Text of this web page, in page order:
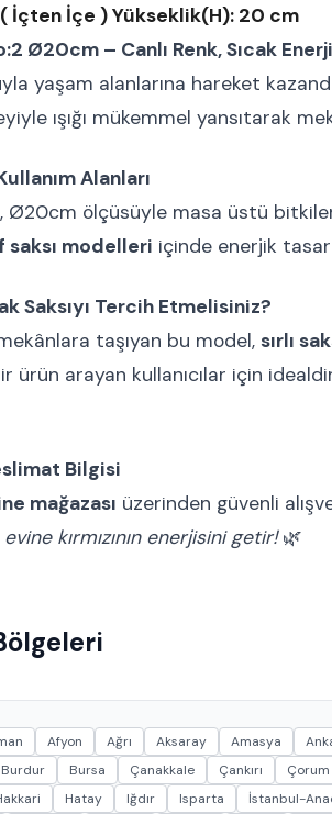
( İçten İçe ) Yükseklik(H): 20 cm
Ø20cm – Canlı Renk, Sıcak Enerji
yaşam alanlarına hareket
ışığı mükemmel yansıtarak
Alanları
, Ø20cm ölçüsüyle masa üstü bitkiler,
saksı modelleri içinde enerjik
Saksıyı Tercih Etmelisiniz?
mekânlara taşıyan bu model, sırlı
ürün arayan kullanıcılar için
Bilgisi
mağazası üzerinden güvenli
kırmızının enerjisini getir!🌿
Afyon Ağrı Aksaray Amasya
Burdur Bursa Çanakkale Çankırı Çorum
Hatay Iğdır Isparta İstanbul-